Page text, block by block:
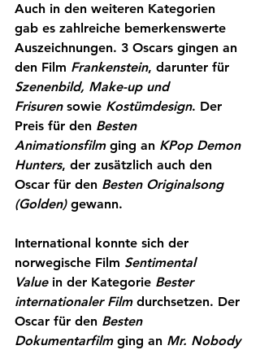
Auch in den weiteren Kategorien
gab es zahlreiche bemerkenswerte
Auszeichnungen. 3 Oscars gingen an
den Film Frankenstein, darunter für
Szenenbild, Make-up und
Frisuren sowie Kostümdesign. Der
Preis für den Besten
Animationsfilm ging an KPop Demon
Hunters, der zusätzlich auch den
Oscar für den Besten Originalsong
(Golden) gewann.
International konnte sich der
norwegische Film Sentimental
Value in der Kategorie Bester
internationaler Film durchsetzen. Der
Oscar für den Besten
Dokumentarfilm ging an Mr. Nobody